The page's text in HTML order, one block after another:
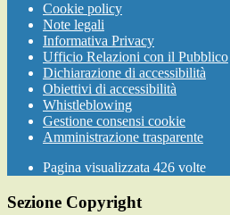
Cookie policy
Note legali
Informativa Privacy
Ufficio Relazioni con il Pubblico
Dichiarazione di accessibilità
Obiettivi di accessibilità
Whistleblowing
Gestione consensi cookie
Amministrazione trasparente
Pagina visualizzata 426 volte
Sezione Copyright